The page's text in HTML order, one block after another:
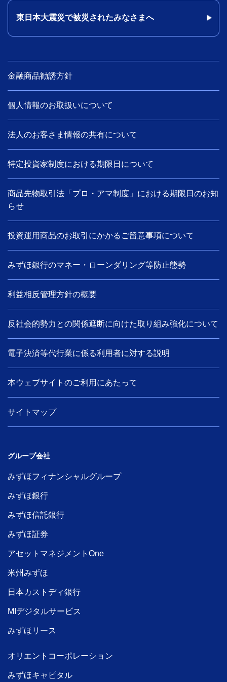
東日本大震災で被災されたみなさまへ
金融商品勧誘方針
個人情報のお取扱いについて
法人のお客さま情報の共有について
特定投資家制度における期限日について
商品先物取引法「プロ・アマ制度」における期限日のお知
らせ
投資運用商品のお取引にかかるご留意事項について
みずほ銀行のマネー・ローンダリング等防止態勢
利益相反管理方針の概要
反社会的勢力との関係遮断に向けた取り組み強化について
電子決済等代行業に係る利用者に対する説明
本ウェブサイトのご利用にあたって
サイトマップ
グループ会社
みずほフィナンシャルグループ
みずほ銀行
みずほ信託銀行
みずほ証券
アセットマネジメントOne
米州みずほ
日本カストディ銀行
MIデジタルサービス
みずほリース
オリエントコーポレーション
みずほキャピタル